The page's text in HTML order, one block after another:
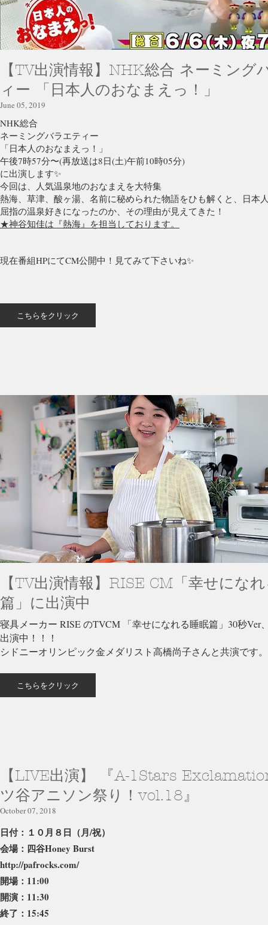
【TV出演情報】NHK総合 ネーミング
ィー 「日本人のおなまえっ！」
June 05, 2019
NHK総合
ネーミングバラエティー
「日本人のおなまえっ！」
午後7時57分〜(再放送は8日(土)午前10時05分)
に出演します✨
今回は、人気温泉地のおなまえを大特集
熱海、草津、酸ヶ湯、名前に秘められた物語をひも解くと、日本
屈指の温泉好きになったのか、その理由が見えてきた！
★神谷知佳は『熱海』を担当しております。
現在番組HPにてCM公開中！見てみて下さいね✨
こちらをクリック
【TV出演情報】RISE CM「幸せにな
篇」に出演中
寝具メーカー RISE のTVCM 「幸せになれる睡眠篇」30秒Ver
出演中！！！
​シドニーオリンピック金メダリスト高橋尚子さんと共演です。​
こちらをクリック
【LIVE出演】 『A-1Stars
ツ谷アニソン祭り！vol.18』
October 07, 2018
日付：１０月８日（月/祝）
会場：四谷Honey Burst
http://pafrocks.com/
開場：11:00
開演：11:30
終了：15:45